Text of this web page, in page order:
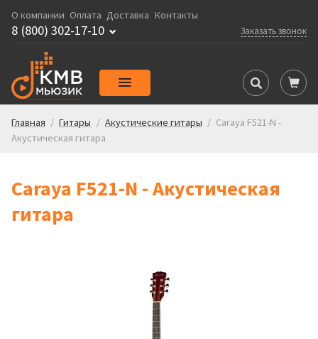
О компании Оплата Доставка Контакты
Заказать звонок
8 (800) 302-17-10
Главная / Гитары / Акустические гитары / Caraya F521-N -
Акустическая гитара
Caraya F521-N - Акустическая
гитара